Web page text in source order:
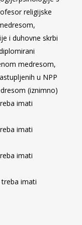
religijske
i duhovne skrbi
medresom,
u NPP
(iznimno)
imati
imati
imati
imati